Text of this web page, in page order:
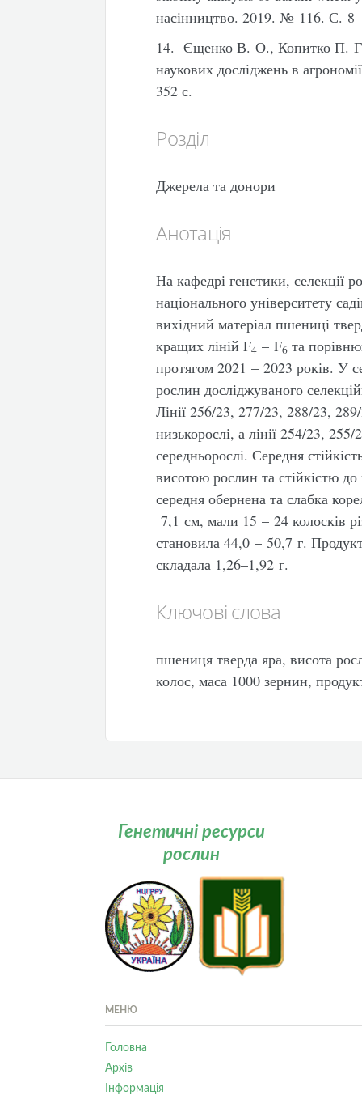
насінництво. 2019. № 116. С.
14. Єщенко В. О., Копитко П.
наукових досліджень в
352 с.
Розділ
Джерела та донори
Анотація
На кафедрі генетики, селекції
національного університету
вихідний матеріал пшениці
кращих ліній F4 – F6 та
протягом 2021 – 2023 років. У
рослин досліджуваного
Лінії 256/23, 277/23, 288/23,
низькорослі, а лінії 254/23,
середньорослі. Середня
висотою рослин та стійкістю до
середня обернена та слабка
7,1 см, мали 15 – 24 колосків
становила 44,0 – 50,7 г.
складала 1,26–1,92 г.
Ключові слова
пшениця тверда яра, висота
колос, маса 1000 зернин,
Генетичні ресурси
рослин
МЕНЮ
Головна
Архів
Інформація